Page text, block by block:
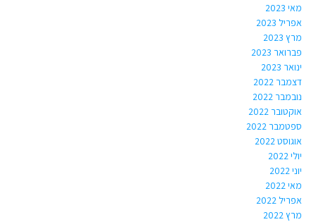
מאי 2023
אפריל 2023
מרץ 2023
פברואר 2023
ינואר 2023
דצמבר 2022
נובמבר 2022
אוקטובר 2022
ספטמבר 2022
אוגוסט 2022
יולי 2022
יוני 2022
מאי 2022
אפריל 2022
מרץ 2022